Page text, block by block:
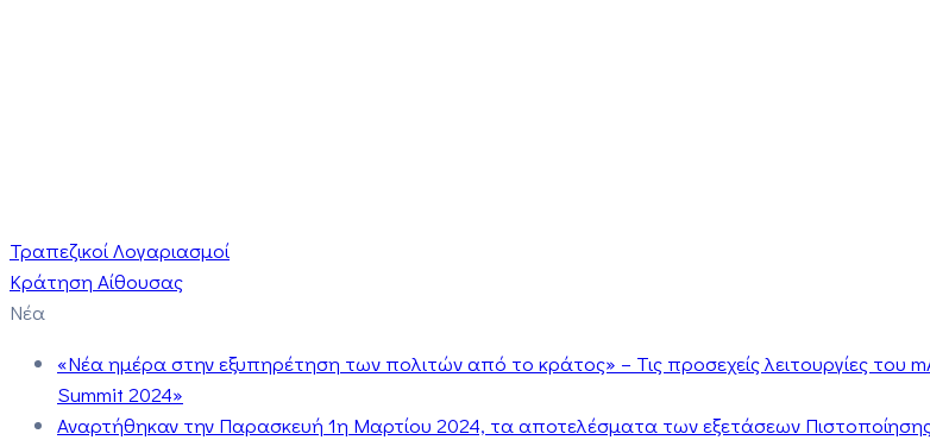
Τραπεζικοί Λογαριασμοί
Κράτηση Αίθουσας
Νέα
«Νέα ημέρα στην εξυπηρέτηση των πολιτών από το κράτος» – Τις προσεχείς λειτουργίες
Summit 2024»
Αναρτήθηκαν την Παρασκευή 1η Μαρτίου 2024, τα αποτελέσματα των εξετάσεων